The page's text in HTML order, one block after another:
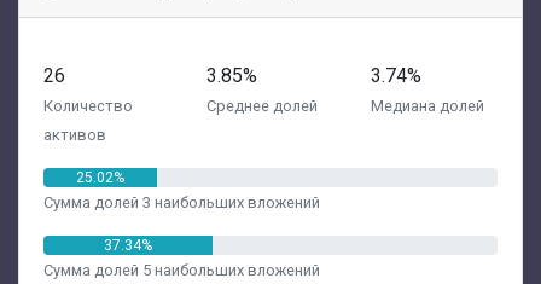
26
Количество
активов
3.85%
Среднее долей
3.74%
Медиана долей
25.02%
Сумма долей 3 наибольших вложений
37.34%
Сумма долей 5 наибольших вложений